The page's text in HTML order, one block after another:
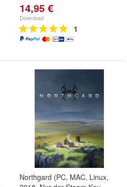
14,95 €
Download
1
Northgard (PC, MAC, Linux,